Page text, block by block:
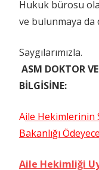
Hukuk bürosu
ve bulunmaya da
Saygılarımızla.
ASM DOKTOR
BİLGİSİNE:
Aile Hekimlerinin
Bakanlığı
Aile Hekimliği